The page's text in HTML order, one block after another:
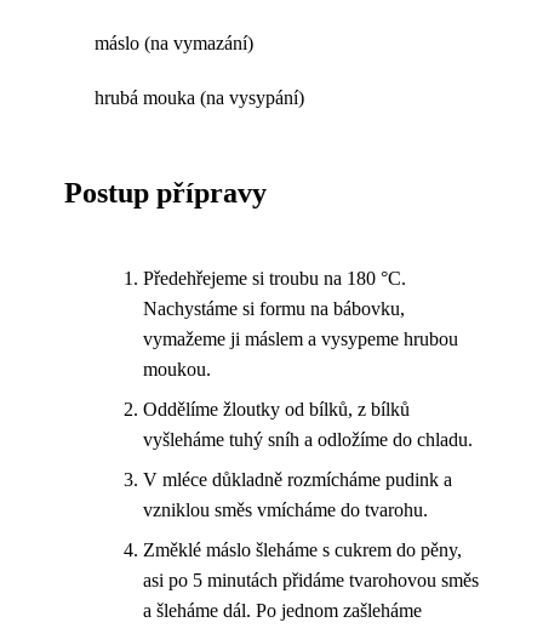
máslo (na vymazání)
hrubá mouka (na vysypání)
Postup přípravy
Předehřejeme si troubu na 180 °C.
Nachystáme si formu na bábovku,
vymažeme ji máslem a vysypeme hrubou
moukou.
Oddělíme žloutky od bílků, z bílků
vyšleháme tuhý sníh a odložíme do chladu.
V mléce důkladně rozmícháme pudink a
vzniklou směs vmícháme do tvarohu.
Změklé máslo šleháme s cukrem do pěny,
asi po 5 minutách přidáme tvarohovou směs
a šleháme dál. Po jednom zašleháme